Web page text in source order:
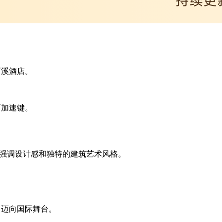
酒店。
速键。
调设计感和独特的建筑艺术风格。
向国际舞台。